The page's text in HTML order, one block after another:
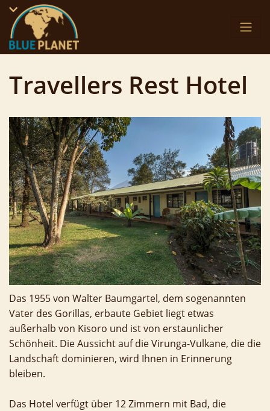
Skip
content
Travellers Rest Hotel
Das 1955 von Walter Baumgartel, dem sogenannten
Vater des Gorillas, erbaute Gebiet liegt etwas
außerhalb von Kisoro und ist von erstaunlicher
Schönheit. Die Aussicht auf die Virunga-Vulkane, die die
Landschaft dominieren, wird Ihnen in Erinnerung
bleiben.
Das Hotel verfügt über 12 Zimmern mit Bad, die